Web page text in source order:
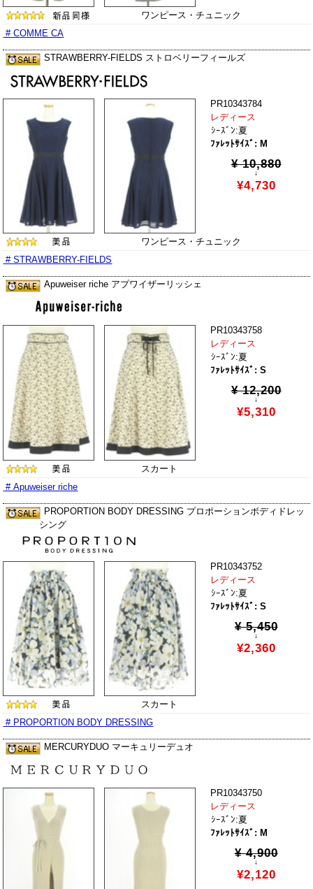
ワンピース・チュニック
# COMME CA
STRAWBERRY-FIELDS ストロベリーフィールズ
PR10343784
レディース
ｼｰｽﾞﾝ:夏
ﾌｧﾚｯﾄｻｲｽﾞ: M
¥ 10,880
↓
¥4,730
ワンピース・チュニック
# STRAWBERRY-FIELDS
Apuweiser riche アプワイザーリッシェ
PR10343758
レディース
ｼｰｽﾞﾝ:夏
ﾌｧﾚｯﾄｻｲｽﾞ: S
¥ 12,200
↓
¥5,310
スカート
# Apuweiser riche
PROPORTION BODY DRESSING プロポーションボディドレッ
シング
PR10343752
レディース
ｼｰｽﾞﾝ:夏
ﾌｧﾚｯﾄｻｲｽﾞ: S
¥ 5,450
↓
¥2,360
スカート
# PROPORTION BODY DRESSING
MERCURYDUO マーキュリーデュオ
PR10343750
レディース
ｼｰｽﾞﾝ:夏
ﾌｧﾚｯﾄｻｲｽﾞ: M
¥ 4,900
↓
¥2,120